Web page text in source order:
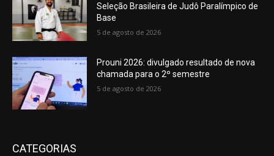
Seleção Brasileira de Judô Paralímpico de
Base
5 de agosto de 2026
Prouni 2026: divulgado resultado de nova
chamada para o 2º semestre
5 de agosto de 2026
CATEGORIAS